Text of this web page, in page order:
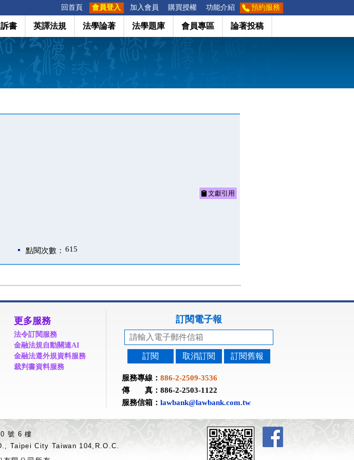
回首頁 會員登入 加入會員 購買授權 功能介紹 預約服務
書 英譯法規 法學論著 法學題庫 會員專區 論著投稿
文獻引用
點閱次數： 615
更多服務
法令訂閱服務
金融法規自動關連AI
金融法遵外規資料服務
裁判書資料服務
訂閱電子報
訂閱 取消訂閱 訂閱舊報
服務專線： 886-2-2509-3536
傳 真：886-2-2503-1122
服務信箱： lawbank@lawbank.com.tw
號 6 樓
Taipei City Taiwan 104,R.O.C.